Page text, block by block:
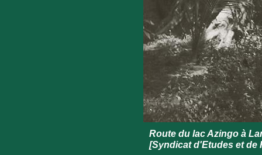
Route du lac Azingo à
[Syndicat d'Etudes et de